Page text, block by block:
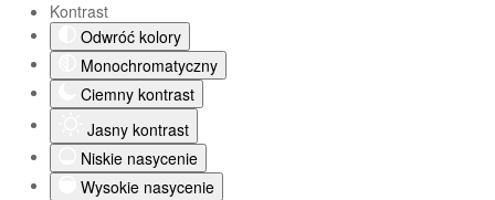
Kontrast
Odwróć kolory
Monochromatyczny
Ciemny kontrast
Jasny kontrast
Niskie nasycenie
Wysokie nasycenie